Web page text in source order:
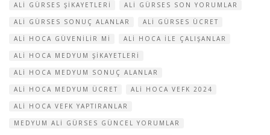
ALI GÜRSES ŞIKAYETLERI
ALI GÜRSES SON YORUMLAR
ALI GÜRSES SONUÇ ALANLAR
ALI GÜRSES ÜCRET
ALI HOCA GÜVENILIR MI
ALI HOCA ILE ÇALIŞANLAR
ALI HOCA MEDYUM ŞIKAYETLERI
ALI HOCA MEDYUM SONUÇ ALANLAR
ALI HOCA MEDYUM ÜCRET
ALI HOCA VEFK 2024
ALI HOCA VEFK YAPTIRANLAR
MEDYUM ALI GÜRSES GÜNCEL YORUMLAR